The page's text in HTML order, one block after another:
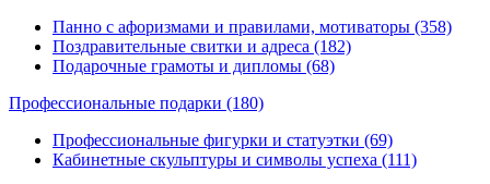
Панно с афоризмами и правилами, мотиваторы (358)
Поздравительные свитки и адреса (182)
Подарочные грамоты и дипломы (68)
Профессиональные подарки (180)
Профессиональные фигурки и статуэтки (69)
Кабинетные скульптуры и символы успеха (111)